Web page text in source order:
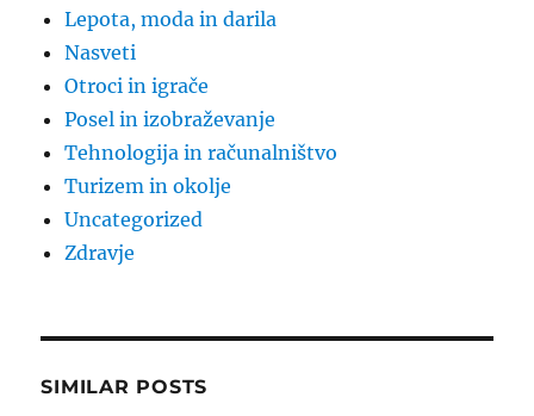
Lepota, moda in darila
Nasveti
Otroci in igrače
Posel in izobraževanje
Tehnologija in računalništvo
Turizem in okolje
Uncategorized
Zdravje
SIMILAR POSTS